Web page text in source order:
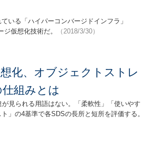
いる「ハイパーコンバージドインフラ」
仮想化技術だ。
（2018/3/30）
化、オブジェクトストレ
組みとは
見られる用語はない。「柔軟性」「使いやす
」の4基準で各SDSの長所と短所を評価する。